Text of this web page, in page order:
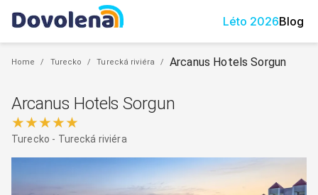
Léto 2026Blog
Home / Turecko / Turecká riviéra / Arcanus Hotels Sorgun
Arcanus Hotels Sorgun
★★★★★
Turecko - Turecká riviéra